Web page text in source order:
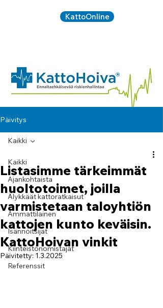
KattoOnline
Päivitys
Kaikki
Ajankohtaista
Älykkäät kattoratkaisut
Ammattilainen
Isännöitsijät
Kiinteistönomistajat
Referenssit
Kaikki
Listasimme tärkeimmät
huoltotoimet, joilla
varmistetaan taloyhtiön
kattojen kunto keväisin.
KattoHoivan vinkit
Päivitetty: 1.3.2025